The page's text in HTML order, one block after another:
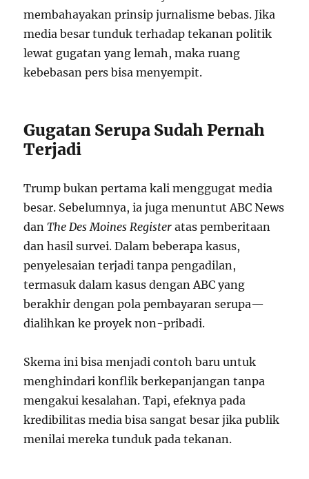
membahayakan prinsip jurnalisme bebas. Jika
media besar tunduk terhadap tekanan politik
lewat gugatan yang lemah, maka ruang
kebebasan pers bisa menyempit.
Gugatan Serupa Sudah Pernah
Terjadi
Trump bukan pertama kali menggugat media
besar. Sebelumnya, ia juga menuntut ABC News
danThe Des Moines Register atas pemberitaan
dan hasil survei. Dalam beberapa kasus,
penyelesaian terjadi tanpa pengadilan,
termasuk dalam kasus dengan ABC yang
berakhir dengan pola pembayaran serupa—
dialihkan ke proyek non-pribadi.
Skema ini bisa menjadi contoh baru untuk
menghindari konflik berkepanjangan tanpa
mengakui kesalahan. Tapi, efeknya pada
kredibilitas media bisa sangat besar jika publik
menilai mereka tunduk pada tekanan.